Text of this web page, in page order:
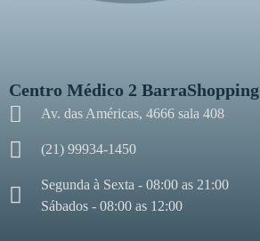
Centro Médico 2 BarraShopping
Av. das Américas, 4666 sala 408
(21) 99934-1450
Segunda à Sexta - 08:00 as 21:00
Sábados - 08:00 as 12:00